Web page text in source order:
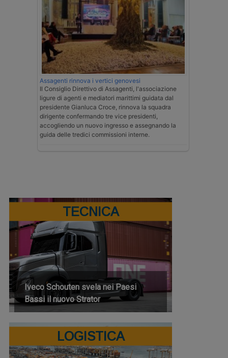
Assagenti rinnova i vertici genovesi
Il Consiglio Direttivo di Assagenti, l'associazione
ligure di agenti e mediatori marittimi guidata dal
presidente Gianluca Croce, rinnova la squadra
dirigente confermando tre vice presidenti,
accogliendo un nuovo ingresso e assegnando la
guida delle tredici commissioni interne.
TECNICA
Iveco Schouten svela nei Paesi
Bassi il nuovo Strator
LOGISTICA